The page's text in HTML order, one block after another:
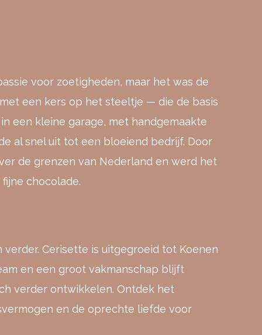
voor zoetigheden, maar het was de
een kers op het steeltje — die de basis
een kleine garage, met handgemaakte
al snel uit tot een bloeiend bedrijf. Door
de grenzen van Nederland en werd het
chocolade.
Cerisette is uitgegroeid tot Koenen
en een groot vakmanschap blijft
verder ontwikkelen. Ontdek het
en de oprechte liefde voor